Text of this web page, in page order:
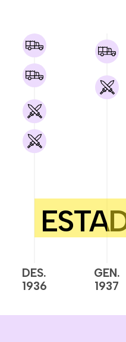
DES.
1936
GEN.
1937